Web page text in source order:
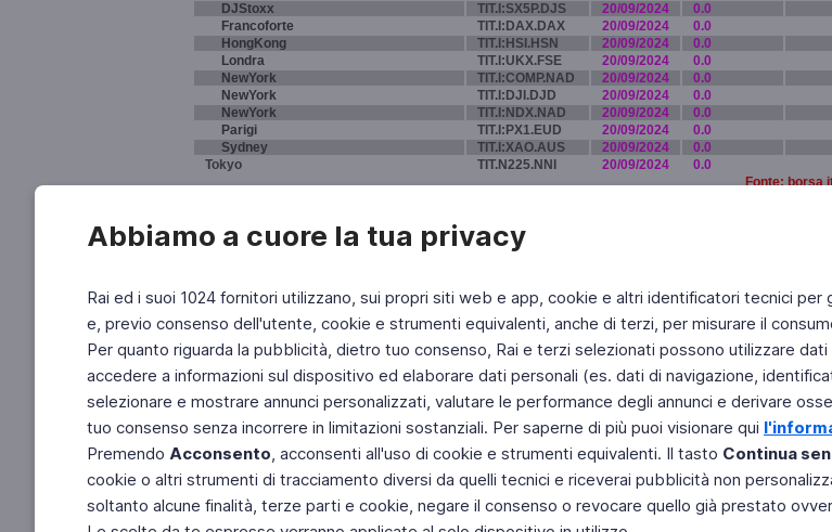
Abbiamo a cuore la tua privacy
Rai ed i suoi 1024 fornitori utilizzano, sui propri siti web e app, cookie e altri identificatori tecnici
e, previo consenso dell'utente, cookie e strumenti equivalenti, anche di terzi, per misurare il
Per quanto riguarda la pubblicità, dietro tuo consenso, Rai e terzi selezionati possono utilizzare
accedere a informazioni sul dispositivo ed elaborare dati personali (es. dati di navigazione,
selezionare e mostrare annunci personalizzati, valutare le performance degli annunci e derivare
tuo consenso senza incorrere in limitazioni sostanziali. Per saperne di più puoi visionare qui
Premendo Acconsento, acconsenti all'uso di cookie e strumenti equivalenti. Il tasto Continua
cookie o altri strumenti di tracciamento diversi da quelli tecnici e riceverai pubblicità non
soltanto alcune finalità, terze parti e cookie, negare il consenso o revocare quello già prestato
DJStoxx
TIT.I:SX5P.DJS 20/09/2024 0.0
Francoforte
TIT.I:DAX.DAX 20/09/2024 0.0
HongKong
TIT.I:HSI.HSN 20/09/2024 0.0
Londra
TIT.I:UKX.FSE 20/09/2024 0.0
NewYork
TIT.I:COMP.NAD 20/09/2024 0.0
NewYork
TIT.I:DJI.DJD 20/09/2024 0.0
NewYork
TIT.I:NDX.NAD 20/09/2024 0.0
Parigi
TIT.I:PX1.EUD 20/09/2024 0.0
Sydney
TIT.I:XAO.AUS 20/09/2024 0.0
Tokyo
TIT.N225.NNI 20/09/2024 0.0
Fonte: borsa
Fai di Televideo la tua Home Page Chi
Copyright © 2011 Rai - Tutti i diritti
Engineered by RAI - Reti e Piattaforme